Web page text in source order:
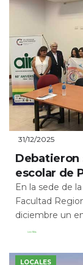
31/12/2025
Debatieron
escolar de
En la sede de
Facultad
diciembre un
Leer Más
LOCALES